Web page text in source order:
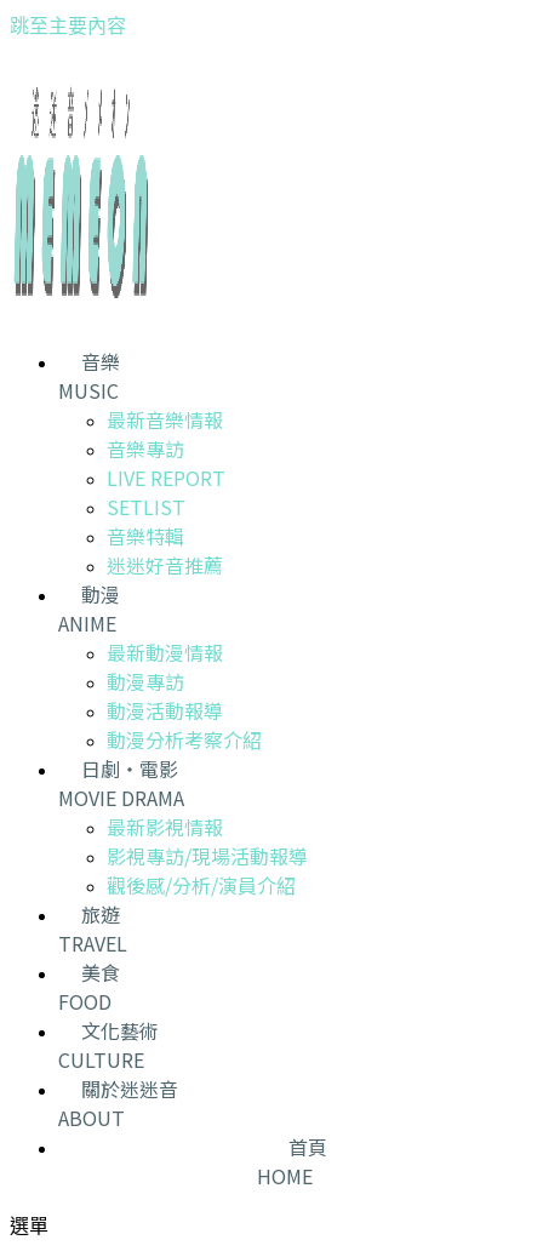
跳至主要內容
音樂
MUSIC
最新音樂情報
音樂專訪
LIVE REPORT
SETLIST
音樂特輯
迷迷好音推薦
動漫
ANIME
最新動漫情報
動漫專訪
動漫活動報導
動漫分析考察介紹
日劇・電影
MOVIE DRAMA
最新影視情報
影視專訪/現場活動報導
觀後感/分析/演員介紹
旅遊
TRAVEL
美食
FOOD
文化藝術
CULTURE
關於迷迷音
ABOUT
首頁
HOME
選單